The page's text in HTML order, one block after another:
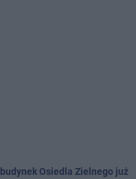
Osiedla Zielnego już